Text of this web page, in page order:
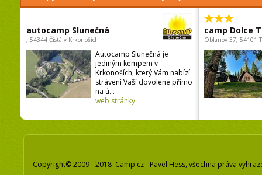
autocamp Slunečná
, 54344 Čistá v Krkonoších
Autocamp Slunečná je
jediným kempem v
Krkonoších, který Vám nabízí
strávení Vaší dovolené přímo
na ú...
web stránky
camp Dolce
Oblanov 37, 54101
Copyright© 2009 - 2018 Camp.cz - Pavel Hess, všechna práva